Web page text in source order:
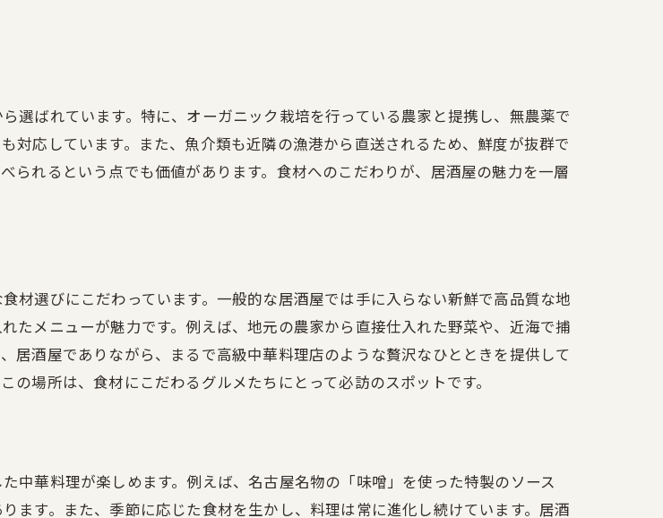
選ばれています。特に、オーガニック栽培を行っている農家と提携し、無農薬で
対応しています。また、魚介類も近隣の漁港から直送されるため、鮮度が抜群で
られるという点でも価値があります。食材へのこだわりが、居酒屋の魅力を一層
材選びにこだわっています。一般的な居酒屋では手に入らない新鮮で高品質な地
たメニューが魅力です。例えば、地元の農家から直接仕入れた野菜や、近海で捕
居酒屋でありながら、まるで高級中華料理店のような贅沢なひとときを提供して
場所は、食材にこだわるグルメたちにとって必訪のスポットです。
中華料理が楽しめます。例えば、名古屋名物の「味噌」を使った特製のソース
ます。また、季節に応じた食材を生かし、料理は常に進化し続けています。居酒